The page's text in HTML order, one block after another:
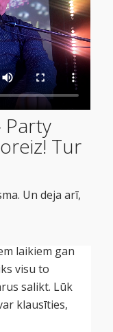
Party
Tur
Un deja arī,
dejas jau
dotas
laikiem gan
visu to
salikt. Lūk
klausīties,
Dj
i, tā i